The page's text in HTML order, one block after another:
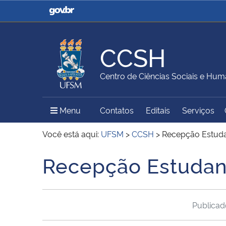
Casa Civil
Ministério da Justiça e
Ministério da Agricultura,
Pecuária e Abastecimento
Ministério da Educação
Ministério do Meio Ambiente Ministério do Turismo
Secretaria de Governo
Gabinete de Segurança
CCSH
Centro de Ciências Sociais e
Menu Menu Principal do Sítio
Contatos Editais Serviços
Você está aqui: UFSM >CCSH > Recepção
Início do conteúdo
Recepção